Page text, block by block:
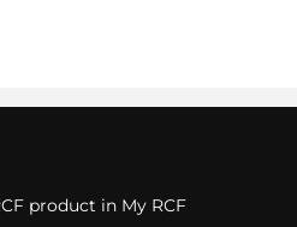
product in My RCF